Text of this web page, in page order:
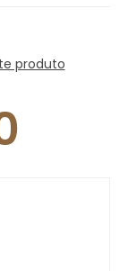
produto